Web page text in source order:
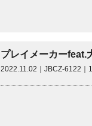
プレイメーカーfeat.
2022.11.02｜JBCZ-6122｜